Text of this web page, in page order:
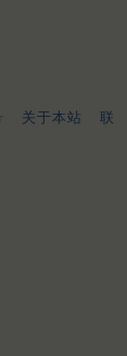
关于本站
联